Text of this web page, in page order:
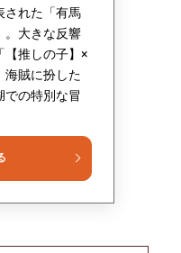
された「有馬
。大きな反響
【推しの子】×
海賊に扮した
での特別な冒